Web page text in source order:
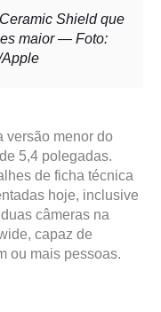
Shield que
maior — Foto:
versão menor do
5,4 polegadas.
de ficha técnica
hoje, inclusive
câmeras na
capaz de
ou mais pessoas.